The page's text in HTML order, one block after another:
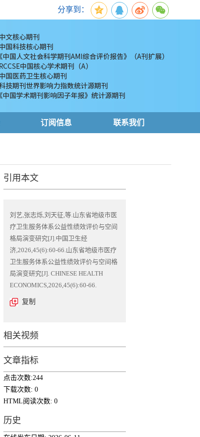
分享到：
订阅信息 联系我们
引用本文
刘艺,张志烁,刘天征,等.山东省地级市医
疗卫生服务体系公益性绩效评价与空间
格局演变研究[J].中国卫生经
济,2026,45(6):60-66.山东省地级市医疗
卫生服务体系公益性绩效评价与空间格
局演变研究[J]. CHINESE HEALTH
ECONOMICS,2026,45(6):60-66.
复制
相关视频
文章指标
点击次数:244
下载次数: 0
HTML阅读次数: 0
历史